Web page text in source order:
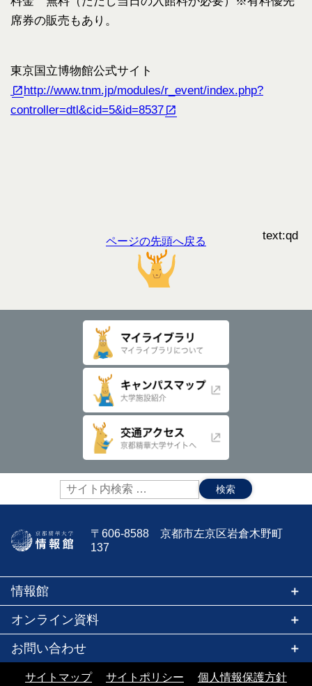
席券の販売もあり。
東京国立博物館公式サイト
http://www.tnm.jp/modules/r_event/index.php?
controller=dtl&cid=5&id=8537
text:qd
ページの先頭へ戻る
サ
イ
ト
検
索:
〒606-8588 京都市左京区岩倉木野町
137
情報館
オンライン資料
お問い合わせ
サイトマップ サイトポリシー 個人情報保護方針